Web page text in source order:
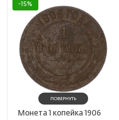
-15%
ПОВЕРНУТЬ
Монета 1 копейка 1906